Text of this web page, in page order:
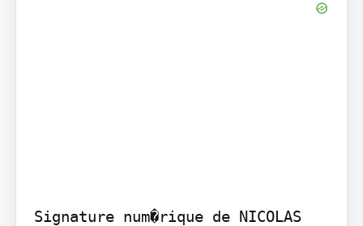
Signature num�rique de NICOLAS